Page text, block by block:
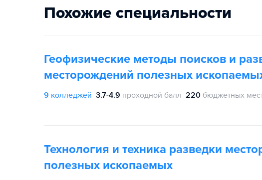
Похожие специальности
Геофизические методы поисков и
месторождений полезных
9 колледжей 3.7-4.9 проходной балл 220 бюджетных
Технология и техника разведки
полезных ископаемых